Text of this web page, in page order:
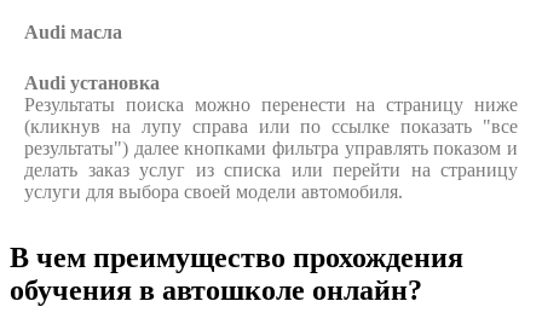
Audi масла
Audi установка
Результаты поиска можно перенести на страницу ниже
(кликнув на лупу справа или по ссылке показать "все
результаты") далее кнопками фильтра управлять показом и
делать заказ услуг из списка или перейти на страницу
услуги для выбора своей модели автомобиля.
В чем преимущество прохождения
обучения в автошколе онлайн?